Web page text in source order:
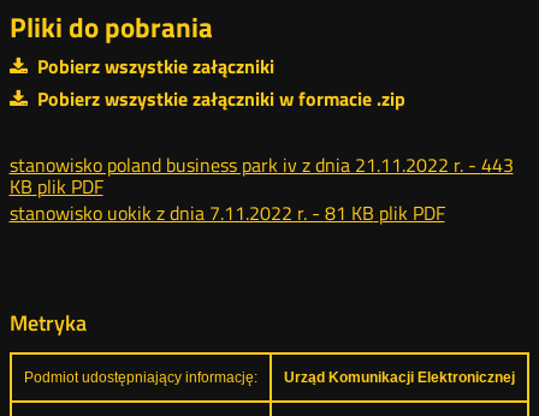
Pliki do pobrania
Pobierz wszystkie załączniki
Pobierz wszystkie załączniki w formacie .zip
stanowisko poland business park iv z dnia 21.11.2022 r. - 443
KB plik PDF
stanowisko uokik z dnia 7.11.2022 r. - 81 KB plik PDF
Metryka
Podmiot udostępniający informację: Urząd Komunikacji Elektronicznej